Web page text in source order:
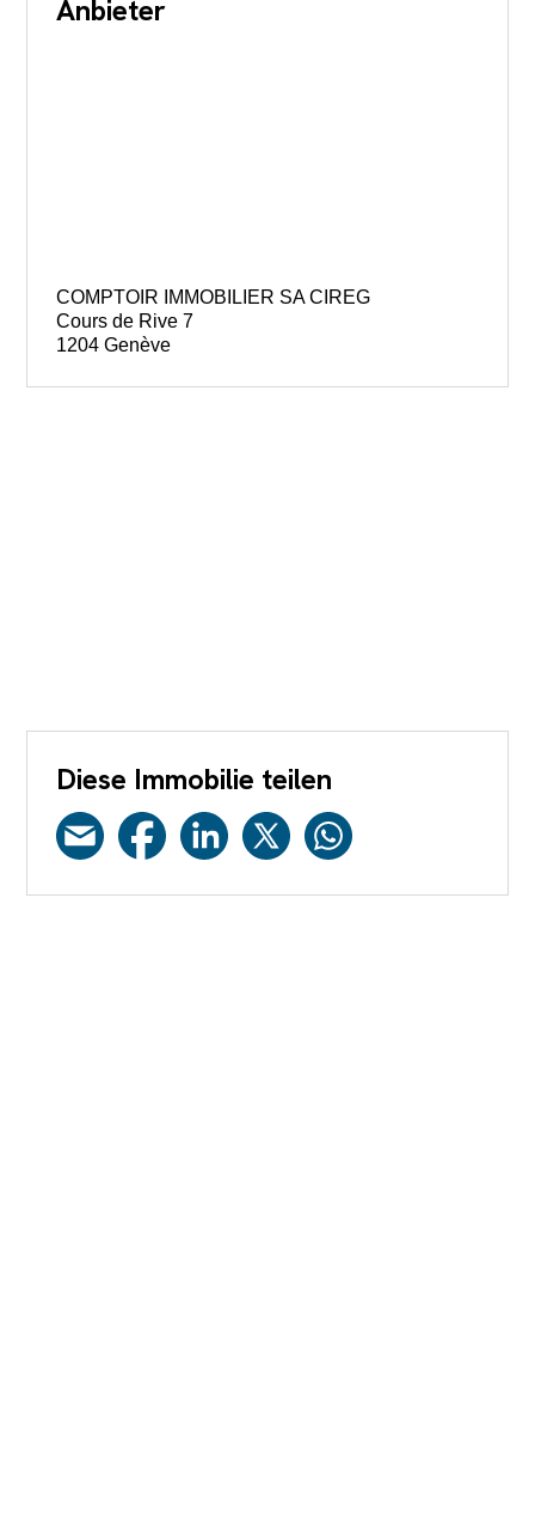
Anbieter
COMPTOIR IMMOBILIER SA CIREG
Cours de Rive 7
1204 Genève
Diese Immobilie teilen